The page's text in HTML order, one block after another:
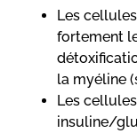
Les
fortement
la myéline
Les
insuline/